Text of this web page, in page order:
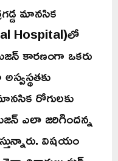
మానసిక
Hospital)లో
కారణంగా ఒకరు
రోగులకు
ఎలా జరిగిందన్న
విషయం